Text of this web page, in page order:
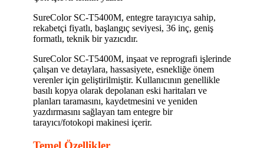
SureColor SC-T5400M, entegre tarayıcıya sahip,
rekabetçi fiyatlı, başlangıç seviyesi, 36 inç, geniş
formatlı, teknik bir yazıcıdır.
SureColor SC-T5400M, inşaat ve reprografi işlerinde
çalışan ve detaylara, hassasiyete, esnekliğe önem
verenler için geliştirilmiştir. Kullanıcının genellikle
basılı kopya olarak depolanan eski haritaları ve
planları taramasını, kaydetmesini ve yeniden
yazdırmasını sağlayan tam entegre bir
tarayıcı/fotokopi makinesi içerir.
Temel Özellikler